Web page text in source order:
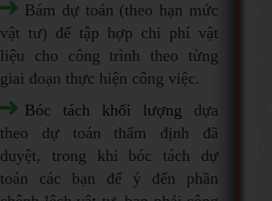
Bám dự toán (theo hạn mức
vật tư) để tập hợp chi phí vật
liệu cho công trình theo từng
giai đoạn thực hiện công việc.
Bóc tách khối lượng dựa
theo dự toán thẩm định đã
duyệt, trong khi bóc tách dự
toán các bạn để ý đến phần